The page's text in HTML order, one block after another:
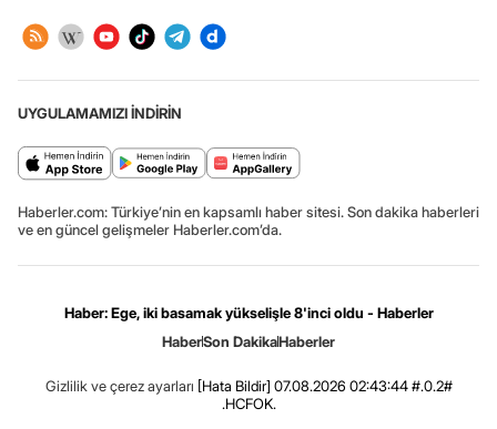
UYGULAMAMIZI İNDİRİN
Haberler.com: Türkiye’nin en kapsamlı haber sitesi. Son dakika haberleri
ve en güncel gelişmeler Haberler.com’da.
Haber: Ege, iki basamak yükselişle 8'inci oldu - Haberler
HaberSon DakikaHaberler
Gizlilik ve çerez ayarları [Hata Bildir] 07.08.2026 02:43:44 #.0.2#
.HCFOK.